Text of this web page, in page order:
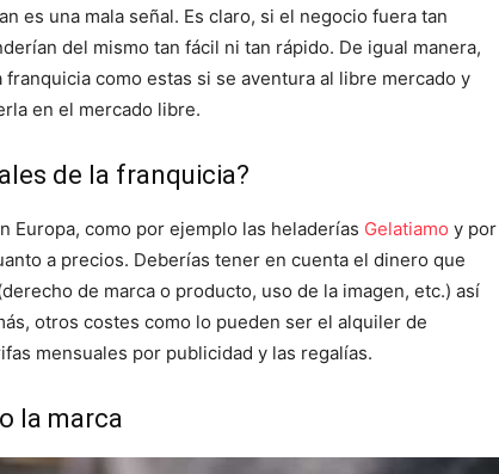
es una mala señal. Es claro, si el negocio fuera tan
del mismo tan fácil ni tan rápido. De igual manera,
como estas si se aventura al libre mercado y
en el mercado libre.
de la franquicia?
Europa, como por ejemplo las heladerías Gelatiamo y por
a precios. Deberías tener en cuenta el dinero que
de marca o producto, uso de la imagen, etc.) así
otros costes como lo pueden ser el alquiler de
mensuales por publicidad y las regalías.
la marca